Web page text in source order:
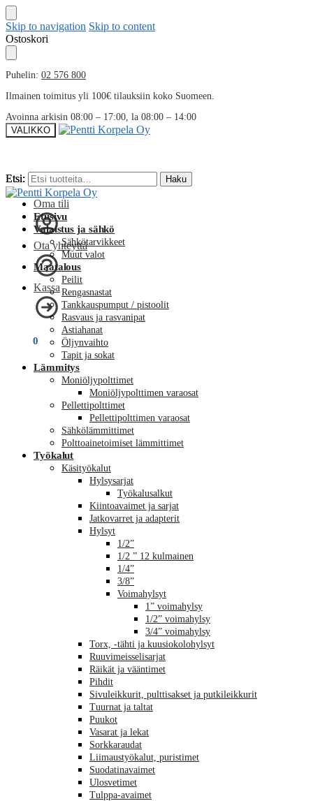
Skip to navigation Skip to content
Ostoskori
Puhelin: 02 576 800
Ilmainen toimitus yli 100€ tilauksiin koko Suomeen.
Avoinna arkisin 08:00 – 17:00, la 08:00 – 14:00
VALIKKO
Etsi: Haku
Oma tili
Ota yhteyttä
Kassa
0
Etsi: Haku
Etusivu
Valaistus ja sähkö
Sähkötarvikkeet
Muut valot
Maatalous
Peilit
Rengasnastat
Tankkauspumput / pistoolit
Rasvaus ja rasvanipat
Astiahanat
Öljynvaihto
Tapit ja sokat
Lämmitys
Moniöljypolttimet
Moniöljypolttimen varaosat
Pellettipolttimet
Pellettipolttimen varaosat
Sähkölämmittimet
Polttoainetoimiset lämmittimet
Työkalut
Käsityökalut
Hylsysarjat
Työkalusalkut
Kiintoavaimet ja sarjat
Jatkovarret ja adapterit
Hylsyt
1/2”
1/2 ” 12 kulmainen
1/4”
3/8”
Voimahylsyt
1” voimahylsy
1/2” voimahylsy
3/4” voimahylsy
Torx, -tähti ja kuusiokolohylsyt
Ruuvimeisselisarjat
Räikät ja vääntimet
Pihdit
Sivuleikkurit, pulttisakset ja putkileikkurit
Tuurnat ja taltat
Puukot
Vasarat ja lekat
Sorkkaraudat
Liimaustyökalut, puristimet
Suodatinavaimet
Ulosvetimet
Tulppa-avaimet